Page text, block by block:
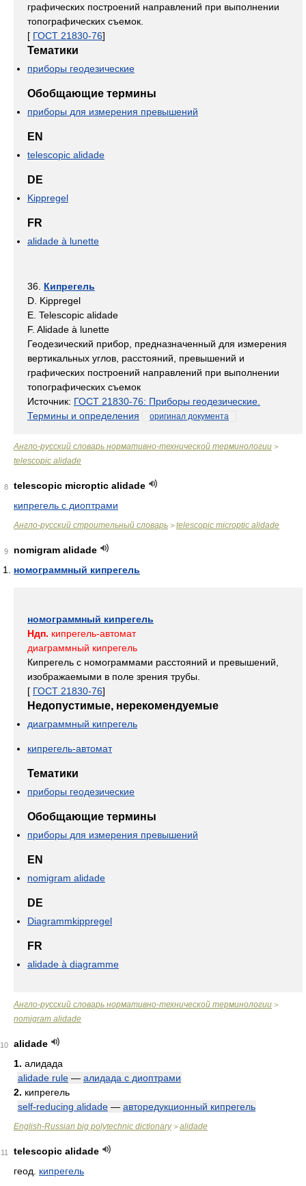
графических построений направлений при выполнении
топографических съемок.
[ ГОСТ 21830-76]
Тематики
приборы геодезические
Обобщающие термины
приборы для измерения превышений
EN
telescopic alidade
DE
Kippregel
FR
alidade à lunette
36. Кипрегель
D. Kippregel
E. Telescopic alidade
F. Alidade à lunette
Геодезический прибор, предназначенный для измерения
вертикальных углов, расстояний, превышений и
графических построений направлений при выполнении
топографических съемок
Источник: ГОСТ 21830-76: Приборы геодезические.
Термины и определения
оригинал документа
Англо-русский словарь нормативно-технической терминологии >
telescopic alidade
8
telescopic microptic alidade
кипрегель с диоптрами
Англо-русский строительный словарь > telescopic microptic alidade
9
nomigram alidade
номограммный кипрегель
номограммный кипрегель
Ндп. кипрегель-автомат
диаграммный кипрегель
Кипрегель с номограммами расстояний и превышений,
изображаемыми в поле зрения трубы.
[ ГОСТ 21830-76]
Недопустимые, нерекомендуемые
диаграммный кипрегель
кипрегель-автомат
Тематики
приборы геодезические
Обобщающие термины
приборы для измерения превышений
EN
nomigram alidade
DE
Diagrammkippregel
FR
alidade à diagramme
Англо-русский словарь нормативно-технической терминологии >
nomigram alidade
10
alidade
1. алидада
alidade rule — алидада с диоптрами
2. кипрегель
self-reducing alidade — авторедукционный кипрегель
English-Russian big polytechnic dictionary> alidade
11
telescopic alidade
геод. кипрегель